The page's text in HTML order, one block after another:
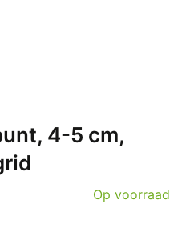
4-5 cm,
Op voorraad